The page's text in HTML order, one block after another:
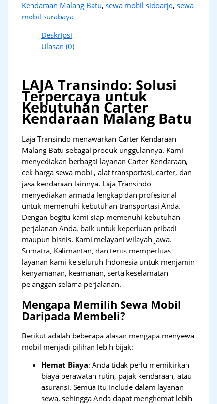
Kendaraan Malang Batu,sewa mobil sidoarjo,sewa
mobil surabaya
Deskripsi
Ulasan (0)
LAJA Transindo: Solusi
Terpercaya untuk
Kebutuhan Carter
Kendaraan Malang Batu
Laja Transindo menawarkan Carter Kendaraan
Malang Batu sebagai produk unggulannya. Kami
menyediakan berbagai layanan Carter Kendaraan,
cek harga sewa mobil, alat transportasi, carter, dan
jasa kendaraan lainnya. Laja Transindo
menyediakan armada lengkap dan profesional
untuk memenuhi kebutuhan transportasi Anda.
Dengan begitu kami siap memenuhi kebutuhan
perjalanan Anda, baik untuk keperluan pribadi
maupun bisnis. Kami melayani wilayah Jawa,
Sumatra, Kalimantan, dan terus memperluas
layanan kami ke seluruh Indonesia untuk menjamin
kenyamanan, keamanan, serta keselamatan
pelanggan selama perjalanan.
Mengapa Memilih Sewa Mobil
Daripada Membeli?
Berikut adalah beberapa alasan mengapa menyewa
mobil menjadi pilihan lebih bijak:
Hemat Biaya: Anda tidak perlu memikirkan
biaya perawatan rutin, pajak kendaraan, atau
asuransi. Semua itu include dalam layanan
sewa, sehingga Anda dapat menghemat lebih